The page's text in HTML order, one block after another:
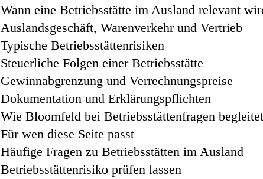
Wann eine Betriebsstätte im Ausland relevant
Auslandsgeschäft, Warenverkehr und Vertrieb
Typische Betriebsstättenrisiken
Steuerliche Folgen einer Betriebsstätte
Gewinnabgrenzung und Verrechnungspreise
Dokumentation und Erklärungspflichten
Wie Bloomfeld bei Betriebsstättenfragen begleitet
Für wen diese Seite passt
Häufige Fragen zu Betriebsstätten im Ausland
Betriebsstättenrisiko prüfen lassen